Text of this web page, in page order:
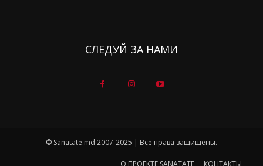
СЛЕДУЙ ЗА НАМИ
© Sanatate.md 2007-2025 | Все права защищены.
О ПРОЕКТЕ SANATATE КОНТАКТЫ